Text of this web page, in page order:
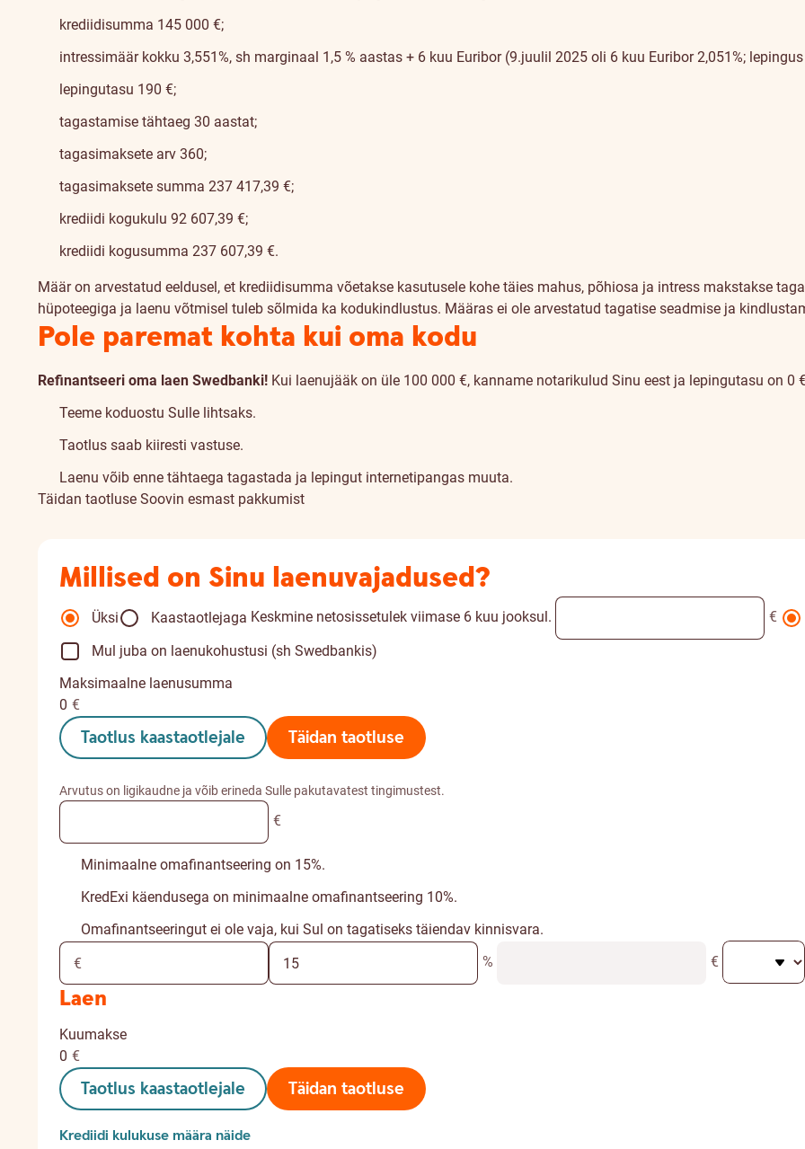
krediidisumma 145 000 €;
intressimäär kokku 3,551%, sh marginaal 1,5 % aastas + 6 kuu Euribor (9.juulil 2025 oli 6 kuu Euribor 2,051%;
lepingutasu 190 €;
tagastamise tähtaeg 30 aastat;
tagasimaksete arv 360;
tagasimaksete summa 237 417,39 €;
krediidi kogukulu 92 607,39 €;
krediidi kogusumma 237 607,39 €.
Määr on arvestatud eeldusel, et krediidisumma võetakse kasutusele kohe täies mahus, põhiosa ja intress makstakse
hüpoteegiga ja laenu võtmisel tuleb sõlmida ka kodukindlustus. Määras ei ole arvestatud tagatise seadmise ja
Pole paremat kohta kui oma kodu
Refinantseeri oma laen Swedbanki! Kui laenujääk on üle 100 000 €, kanname notarikulud Sinu eest ja lepingutasu on 0
Teeme koduostu Sulle lihtsaks.
Taotlus saab kiiresti vastuse.
Laenu võib enne tähtaega tagastada ja lepingut internetipangas muuta.
Täidan taotluse Soovin esmast pakkumist
Millised on Sinu laenuvajadused?
Üksi Kaastaotlejaga Keskmine netosissetulek viimase 6 kuu jooksul. €
Mul juba on laenukohustusi (sh Swedbankis)
Maksimaalne laenusumma
0 €
Taotlus kaastaotlejale Täidan taotluse
Arvutus on ligikaudne ja võib erineda Sulle pakutavatest tingimustest.
€
Minimaalne omafinantseering on 15%.
KredExi käendusega on minimaalne omafinantseering 10%.
Omafinantseeringut ei ole vaja, kui Sul on tagatiseks täiendav kinnisvara.
%
€
Laen
Kuumakse
0 €
Taotlus kaastaotlejale Täidan taotluse
Krediidi kulukuse määra näide